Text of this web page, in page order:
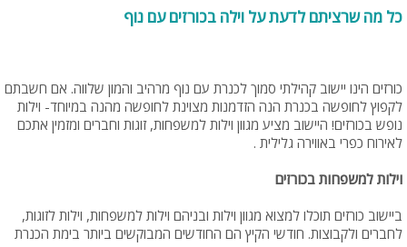
כל מה שרציתם לדעת על וילה בכורזים עם נוף
כורזים הינו יישוב קהילתי סמוך לכנרת עם נוף מרהיב והמון שלווה. אם חשבתם
לקפוץ לחופשה בכנרת הנה הזדמנות מצוינת לחופשה מהנה במיוחד- וילות
נופש בכורזים! היישוב מציע מגוון וילות למשפחות, זוגות וחברים ומזמין אתכם
לאירוח כפרי באווירה גלילית .
וילות למשפחות בכורזים
ביישוב כורזים תוכלו למצוא מגוון וילות ובניהם וילות למשפחות, וילות לזוגות,
לחברים ולקבוצות. חודשי הקיץ הם החודשים המבוקשים ביותר בימת הכנרת